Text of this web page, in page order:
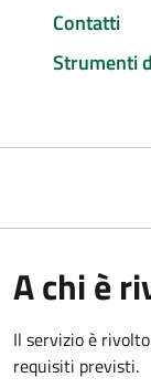
Contatti
Strumenti
A chi è
Il servizio è
requisiti previsti.